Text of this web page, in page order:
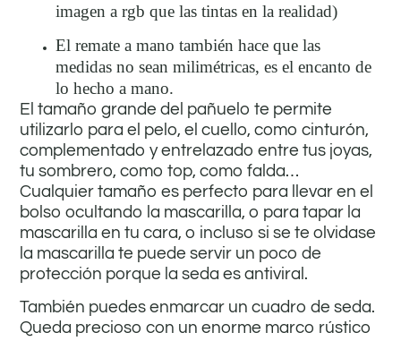
imagen a rgb que las tintas en la realidad)
El remate a mano también hace que las
medidas no sean milimétricas, es el encanto de
lo hecho a mano.
El tamaño grande del pañuelo te permite
utilizarlo para el pelo, el cuello, como cinturón,
complementado y entrelazado entre tus joyas,
tu sombrero, como top, como falda…
Cualquier tamaño es perfecto para llevar en el
bolso ocultando la mascarilla, o para tapar la
mascarilla en tu cara, o incluso si se te olvidase
la mascarilla te puede servir un poco de
protección porque la seda es antiviral.
También puedes enmarcar un cuadro de seda.
Queda precioso con un enorme marco rústico